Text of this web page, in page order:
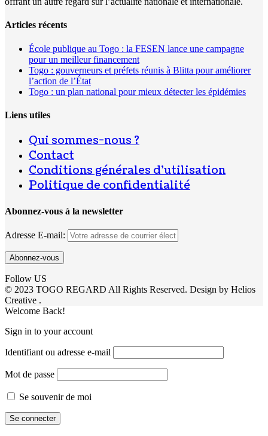
Articles récents
École publique au Togo : la FESEN lance une campagne
pour un meilleur financement
Togo : gouverneurs et préfets réunis à Blitta pour améliorer
l’action de l’État
Togo : un plan national pour mieux détecter les épidémies
Liens utiles
Qui sommes-nous ?
Contact
Conditions générales d’utilisation
Politique de confidentialité
Abonnez-vous à la newsletter
Adresse E-mail:
Follow US
© 2023 TOGO REGARD All Rights Reserved. Design by Helios
Creative .
Welcome Back!
Sign in to your account
Identifiant ou adresse e-mail
Mot de passe
Se souvenir de moi